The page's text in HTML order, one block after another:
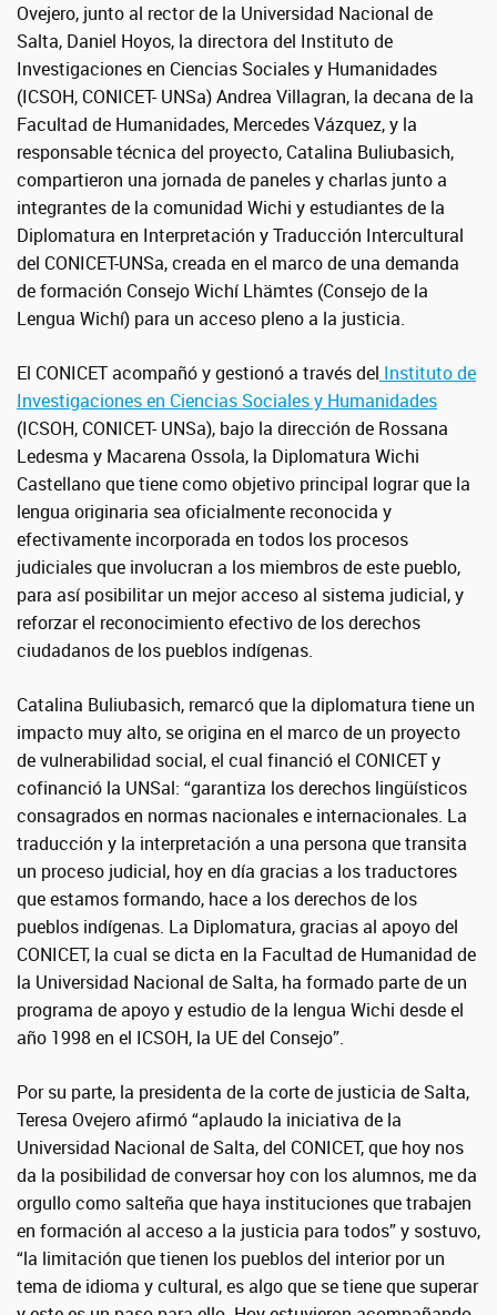
Ovejero, junto al rector de la Universidad Nacional de
Salta, Daniel Hoyos, la directora del Instituto de
Investigaciones en Ciencias Sociales y Humanidades
(ICSOH, CONICET- UNSa) Andrea Villagran, la decana de la
Facultad de Humanidades, Mercedes Vázquez, y la
responsable técnica del proyecto, Catalina Buliubasich,
compartieron una jornada de paneles y charlas junto a
integrantes de la comunidad Wichi y estudiantes de la
Diplomatura en Interpretación y Traducción Intercultural
del CONICET-UNSa, creada en el marco de una demanda
de formación Consejo Wichí Lhämtes (Consejo de la
Lengua Wichí) para un acceso pleno a la justicia.
El CONICET acompañó y gestionó a través del Instituto de
Investigaciones en Ciencias Sociales y Humanidades
(ICSOH, CONICET- UNSa), bajo la dirección de Rossana
Ledesma y Macarena Ossola, la Diplomatura Wichi
Castellano que tiene como objetivo principal lograr que la
lengua originaria sea oficialmente reconocida y
efectivamente incorporada en todos los procesos
judiciales que involucran a los miembros de este pueblo,
para así posibilitar un mejor acceso al sistema judicial, y
reforzar el reconocimiento efectivo de los derechos
ciudadanos de los pueblos indígenas.
Catalina Buliubasich, remarcó que la diplomatura tiene un
impacto muy alto, se origina en el marco de un proyecto
de vulnerabilidad social, el cual financió el CONICET y
cofinanció la UNSal: “garantiza los derechos lingüísticos
consagrados en normas nacionales e internacionales. La
traducción y la interpretación a una persona que transita
un proceso judicial, hoy en día gracias a los traductores
que estamos formando, hace a los derechos de los
pueblos indígenas. La Diplomatura, gracias al apoyo del
CONICET, la cual se dicta en la Facultad de Humanidad de
la Universidad Nacional de Salta, ha formado parte de un
programa de apoyo y estudio de la lengua Wichi desde el
año 1998 en el ICSOH, la UE del Consejo”.
Por su parte, la presidenta de la corte de justicia de Salta,
Teresa Ovejero afirmó “aplaudo la iniciativa de la
Universidad Nacional de Salta, del CONICET, que hoy nos
da la posibilidad de conversar hoy con los alumnos, me da
orgullo como salteña que haya instituciones que trabajen
en formación al acceso a la justicia para todos” y sostuvo,
“la limitación que tienen los pueblos del interior por un
tema de idioma y cultural, es algo que se tiene que superar